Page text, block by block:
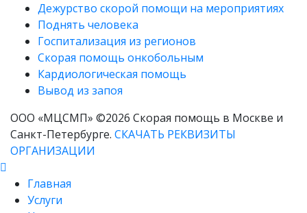
Дежурство скорой помощи на мероприятиях
Поднять человека
Госпитализация из регионов
Скорая помощь онкобольным
Кардиологическая помощь
Вывод из запоя
ООО «МЦСМП» ©2026 Скорая помощь в Москве и
Санкт-Петербурге. СКАЧАТЬ РЕКВИЗИТЫ
ОРГАНИЗАЦИИ
Главная
Услуги